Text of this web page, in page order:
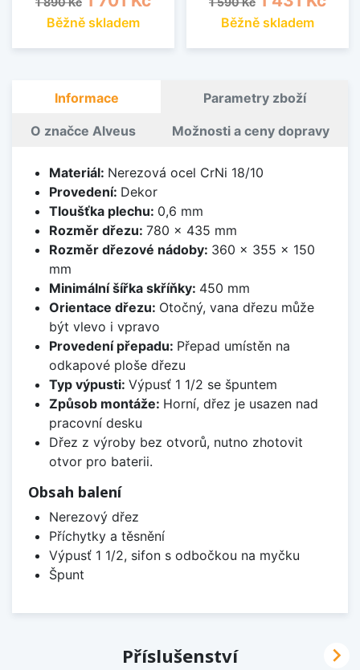
Běžně skladem Běžně skladem
Informace Parametry zboží
O značce Alveus Možnosti a ceny dopravy
Materiál: Nerezová ocel CrNi 18/10
Provedení: Dekor
Tloušťka plechu: 0,6 mm
Rozměr dřezu: 780 x 435 mm
Rozměr dřezové nádoby: 360 x 355 x 150
mm
Minimální šířka skříňky: 450 mm
Orientace dřezu: Otočný, vana dřezu může
být vlevo i vpravo
Provedení přepadu: Přepad umístěn na
odkapové ploše dřezu
Typ výpusti: Výpusť 1 1/2 se špuntem
Způsob montáže: Horní, dřez je usazen nad
pracovní desku
Dřez z výroby bez otvorů, nutno zhotovit
otvor pro baterii.
Obsah balení
Nerezový dřez
Příchytky a těsnění
Výpusť 1 1/2, sifon s odbočkou na myčku
Špunt
Příslušenství 